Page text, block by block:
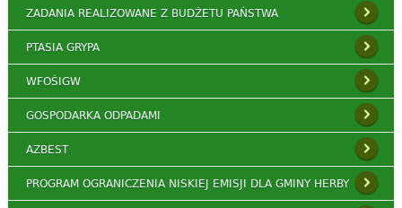
ZADANIA REALIZOWANE Z BUDŻETU PAŃSTWA
PTASIA GRYPA
WFOŚIGW
GOSPODARKA ODPADAMI
AZBEST
PROGRAM OGRANICZENIA NISKIEJ EMISJI DLA GMINY HERBY